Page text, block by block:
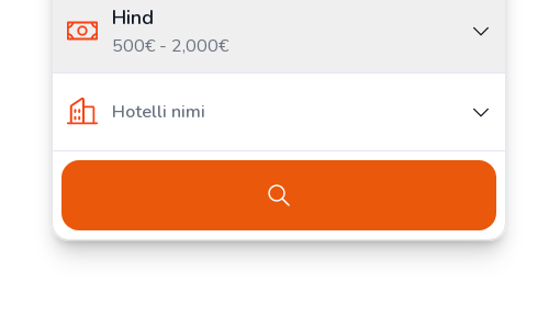
Hind
500€ - 2,000€